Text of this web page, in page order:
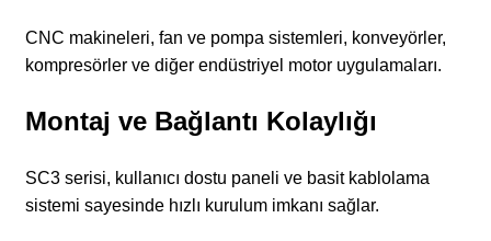
CNC makineleri, fan ve pompa sistemleri, konveyörler,
kompresörler ve diğer endüstriyel motor uygulamaları.
Montaj ve Bağlantı Kolaylığı
SC3 serisi, kullanıcı dostu paneli ve basit kablolama
sistemi sayesinde hızlı kurulum imkanı sağlar.